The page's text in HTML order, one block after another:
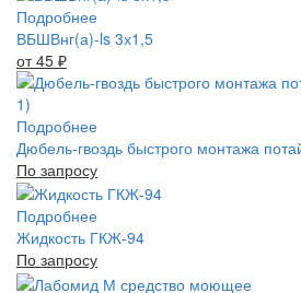
Подробнее
ВБШВнг(а)-ls 3х1,5
от 45 ₽
Подробнее
Дюбель-гвоздь быстрого монтажа
По запросу
Подробнее
Жидкость ГКЖ-94
По запросу